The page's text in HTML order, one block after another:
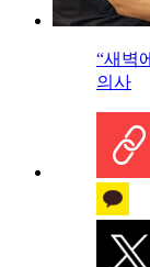
“새벽
의사